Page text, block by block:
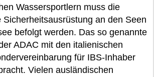
Wassersportlern muss die
Sicherheitsausrüstung an den Seen
befolgt werden. Das so genannte
ADAC mit den italienischen
für IBS-Inhaber
Vielen ausländischen